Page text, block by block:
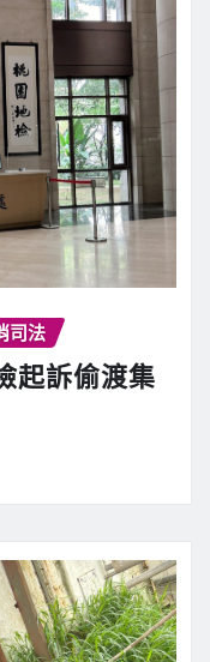
司法
起訴偷渡集